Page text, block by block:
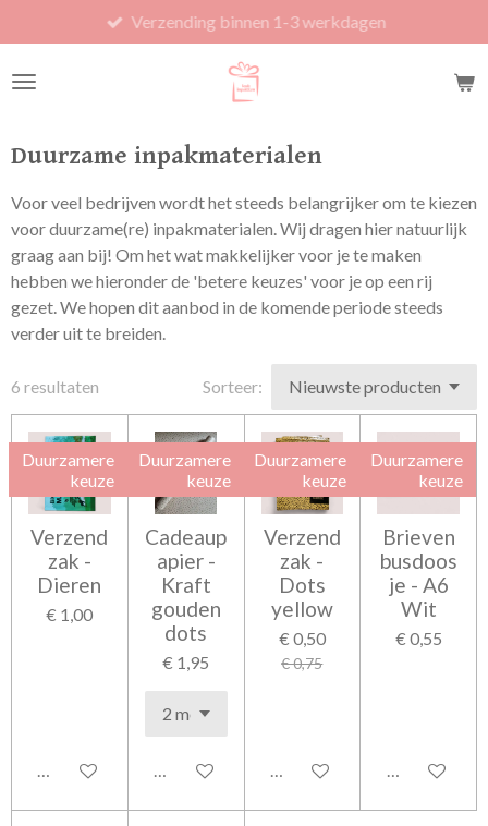
direct
naar
Verzending binnen 1-3 werkdagen
Duurzame inpakmaterialen
Voor veel bedrijven wordt het steeds belangrijker om te kiezen
voor duurzame(re) inpakmaterialen. Wij dragen hier natuurlijk
graag aan bij! Om het wat makkelijker voor je te maken
hebben we hieronder de 'betere keuzes' voor je op een rij
gezet. We hopen dit aanbod in de komende periode steeds
verder uit te breiden.
6 resultaten Sorteer:
Duurzamere
keuze
Verzend
zak -
Dieren
€ 1,00
In winkelwagen
Duurzamere
keuze
Cadeaup
apier -
Kraft
gouden
dots
€ 1,95
In winkelwagen
Duurzamere
keuze
Verzend
zak -
Dots
yellow
€ 0,50
€ 0,75
In winkelwagen
Duurzamere
keuze
Brieven
busdoos
je - A6
Wit
€ 0,55
In